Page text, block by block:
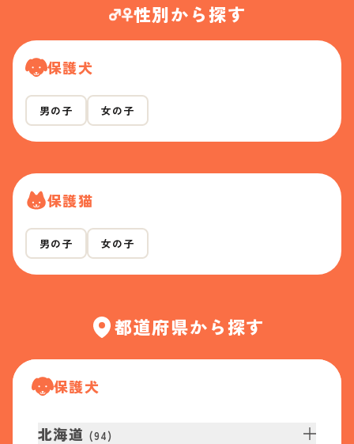
性別から探す
保護犬
男の子 女の子
保護猫
男の子 女の子
都道府県から探す
保護犬
北海道 (94)